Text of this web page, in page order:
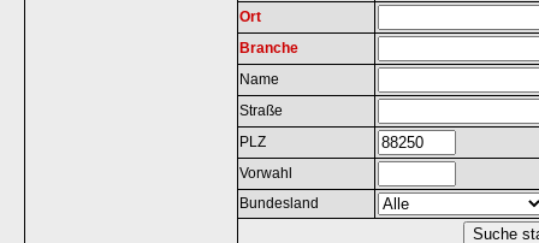
Ort
Branche
Name
Straße
PLZ
Vorwahl
Bundesland